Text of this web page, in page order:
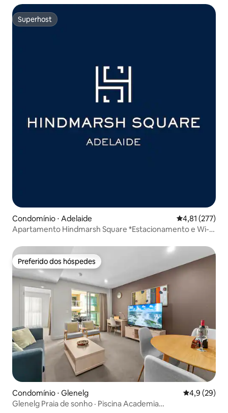
Superhost
Superhost
Condomínio ⋅ Adelaide 4,81 de uma
4,81 (277)
Apartamento Hindmarsh Square *Estacionamento e Wi-Fi
Preferido dos hóspedes
Preferido dos hóspedes
Condomínio ⋅ Glenelg 4,9 de uma
4,9 (29)
Glenelg Praia de sonho · Piscina Academia